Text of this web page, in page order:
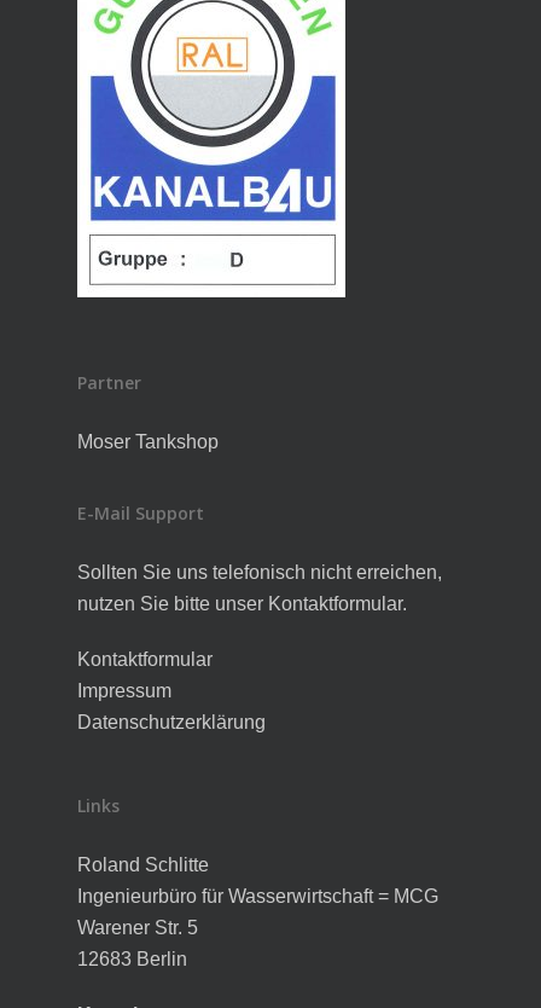
Partner
Moser Tankshop
E-Mail Support
Sollten Sie uns telefonisch nicht erreichen,
nutzen Sie bitte unser Kontaktformular.
Kontaktformular
Impressum
Datenschutzerklärung
Links
Roland Schlitte
Ingenieurbüro für Wasserwirtschaft = MCG
Warener Str. 5
12683 Berlin